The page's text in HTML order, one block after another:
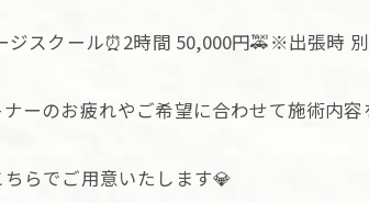
スクール⏰2時間 50,000円🚕※出張時
ーのお疲れやご希望に合わせて施術内
らでご用意いたします💎